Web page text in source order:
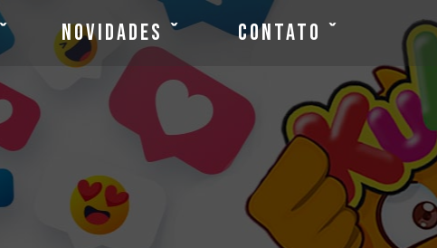
Novidades Contato